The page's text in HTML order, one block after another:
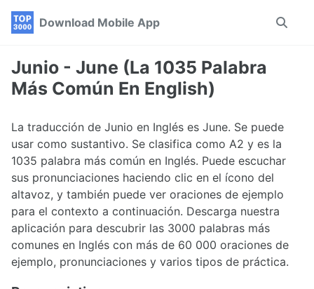
Skip
navigation
Skip
Skip
Download Mobile App
Toggle
Junio - June (La 1035 Palabra
Más Común En English)
La traducción de Junio en Inglés es June. Se puede
usar como sustantivo. Se clasifica como A2 y es la
1035 palabra más común en Inglés. Puede escuchar
sus pronunciaciones haciendo clic en el ícono del
altavoz, y también puede ver oraciones de ejemplo
para el contexto a continuación. Descarga nuestra
aplicación para descubrir las 3000 palabras más
comunes en Inglés con más de 60 000 oraciones de
ejemplo, pronunciaciones y varios tipos de práctica.